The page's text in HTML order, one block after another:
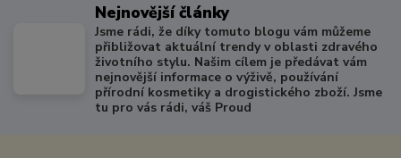
Nejnovější články
Jsme rádi, že díky tomuto blogu vám můžeme
přibližovat aktuální trendy v oblasti zdravého
životního stylu. Našim cílem je předávat vám
nejnovější informace o výživě, používání
přírodní kosmetiky a drogistického zboží. Jsme
tu pro vás rádi, váš Proud